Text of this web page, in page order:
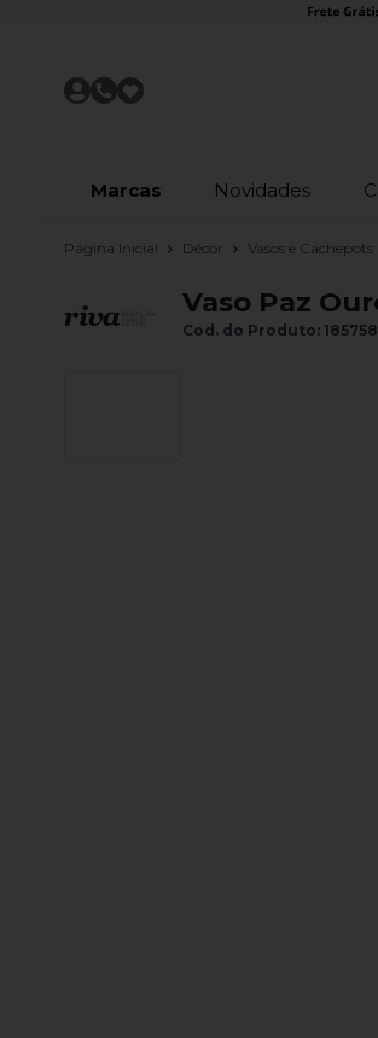
Marcas Novidades
Página Inicial Décor Vasos e Cachepots
Vaso Paz
Cod. do Produto: 185758